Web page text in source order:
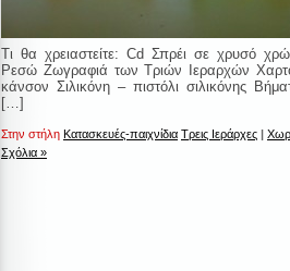
Τι θα χρειαστείτε: Cd Σπρέι σε χρυσό
Ρεσώ Ζωγραφιά των Τριών Ιεραρχών
κάνσον Σιλικόνη – πιστόλι σιλικόνης
[…]
Στην στήλη Κατασκευές-παιχνίδια Τρεις Ιεράρχες |
Σχόλια »